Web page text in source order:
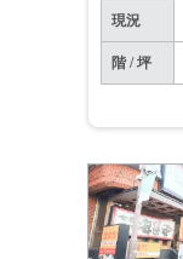
現況
階 / 坪